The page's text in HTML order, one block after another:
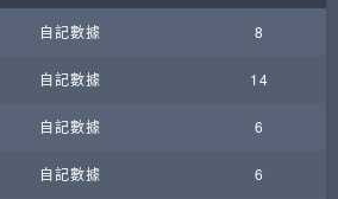
自記數據 8
自記數據 14
自記數據 6
自記數據 6